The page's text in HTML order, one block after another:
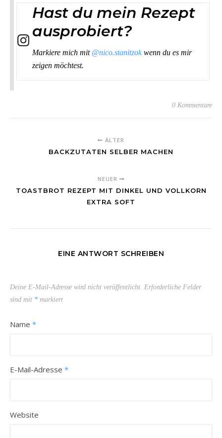
Hast du mein Rezept
ausprobiert?
Markiere mich mit @nico.stanitzokwenn du es mir
zeigen möchtest.
0 Kommentare
ÄLTER
BACKZUTATEN SELBER MACHEN
NEUER
TOASTBROT REZEPT MIT DINKEL UND VOLLKORN
EXTRA SOFT
EINE ANTWORT SCHREIBEN
Deine E-Mail-Adresse wird nicht veröffentlicht. Erforderliche Felder
sind mit * markiert
Name *
E-Mail-Adresse *
Website